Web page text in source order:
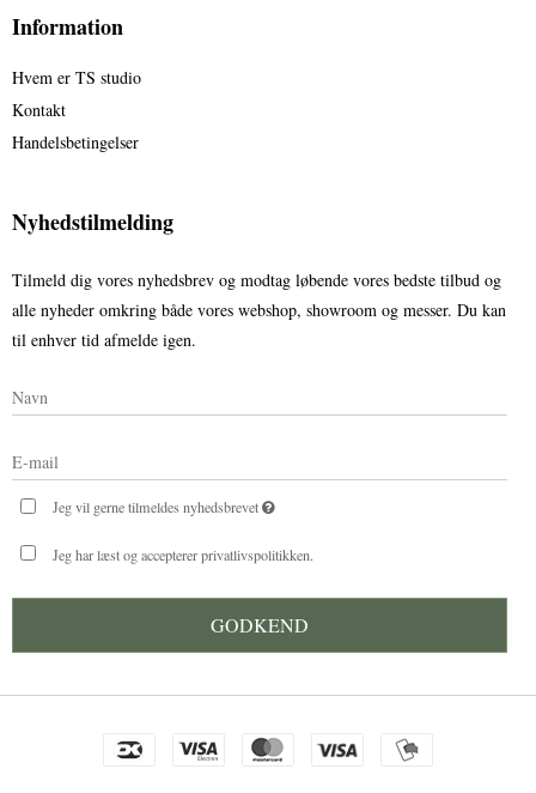
Information
Hvem er TS studio
Kontakt
Handelsbetingelser
Nyhedstilmelding
Tilmeld dig vores nyhedsbrev og modtag løbende vores bedste tilbud og
alle nyheder omkring både vores webshop, showroom og messer. Du kan
til enhver tid afmelde igen.
Jeg vil gerne tilmeldes nyhedsbrevet
Jeg har læst og accepterer privatlivspolitikken.
GODKEND